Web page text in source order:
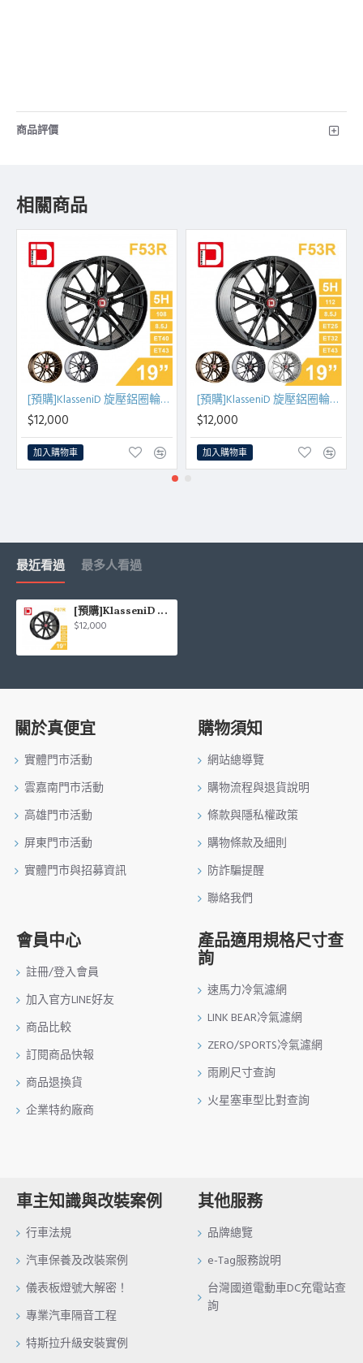
商品評價
相關商品
[預購]KlasseniD 旋壓鋁圈輪框 F53R 19吋 5孔108/8.5J/ET40/ET43(黑/銅/灰)
$12,000
加入購物車
[預購]KlasseniD 旋壓鋁圈輪框 F53R 19吋 5孔112/8.5J/ET25/ET32/ET43(黑/古銅/灰/銀)
$12,000
加入購物車
最近看過 最多人看過
[預購]KlasseniD 旋壓鋁圈輪框 F07R 19吋 5孔120/8.5J/ET32(黑)
$12,000
關於真便宜
實體門市活動
雲嘉南門市活動
高雄門市活動
屏東門市活動
實體門市與招募資訊
購物須知
網站總導覽
購物流程與退貨說明
條款與隱私權政策
購物條款及細則
防詐騙提醒
聯絡我們
會員中心
註冊/登入會員
加入官方LINE好友
商品比較
訂閱商品快報
商品退換貨
企業特約廠商
產品適用規格尺寸查
詢
速馬力冷氣濾網
LINK BEAR冷氣濾網
ZERO/SPORTS冷氣濾網
雨刷尺寸查詢
火星塞車型比對查詢
車主知識與改裝案例
行車法規
汽車保養及改裝案例
儀表板燈號大解密！
專業汽車隔音工程
特斯拉升級安裝實例
其他服務
品牌總覽
e-Tag服務說明
台灣國道電動車DC充電站查
詢